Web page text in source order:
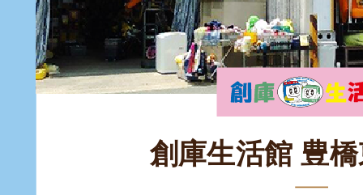
創庫生活館 豊